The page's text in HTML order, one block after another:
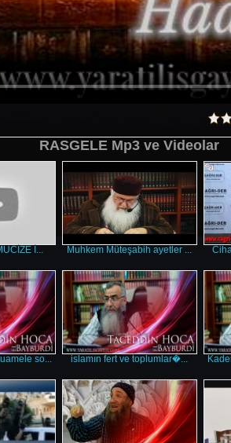
RASGELE Mp3 ve Videolar
İ... Muhkem Müteşabih ayetler ...
so... islamın fert ve toplumlar�...